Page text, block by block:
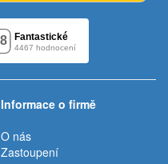
Informace o firmě
O nás
Zastoupení